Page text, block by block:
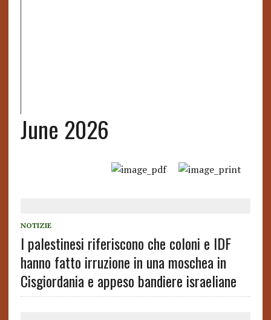
June 2026
NOTIZIE
I palestinesi riferiscono che coloni e IDF
hanno fatto irruzione in una moschea in
Cisgiordania e appeso bandiere israeliane